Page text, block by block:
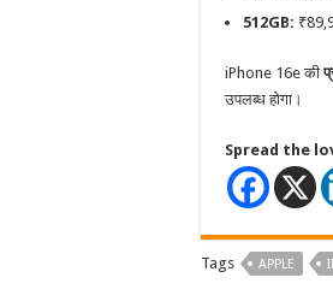
512GB:
iPhone 16e की
उपलब्ध होगा।
Spread the
Tags APPLE